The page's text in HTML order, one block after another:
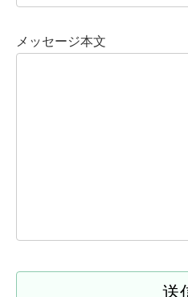
メッセージ本文